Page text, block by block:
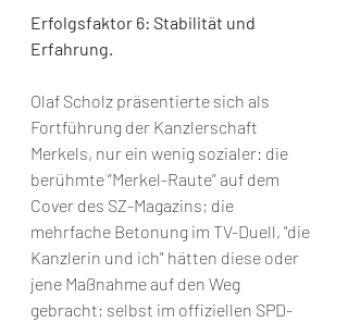
Erfolgsfaktor 6: Stabilität und
Erfahrung.
Olaf Scholz präsentierte sich als
Fortführung der Kanzlerschaft
Merkels, nur ein wenig sozialer: die
berühmte “Merkel-Raute” auf dem
Cover des SZ-Magazins; die
mehrfache Betonung im TV-Duell, "die
Kanzlerin und ich" hätten diese oder
jene Maßnahme auf den Weg
gebracht; selbst im offiziellen SPD-